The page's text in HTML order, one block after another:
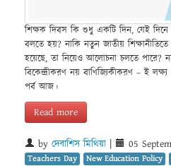
শিক্ষক দিবস কি শুধু একটি দিন, যেই দিনে
বলতে হয়? নাকি নতুন জাতীয়
হয়েছে, তা নিয়েও আলোচনা চলতে পারে?
বিকেন্দ্রীকরণ নয় বাণিজ্যিকীকরণ – ই
পর্ব আজ।
Read more
by দেবাশিস মিথিয়া 05
Teachers Day New Education Policy